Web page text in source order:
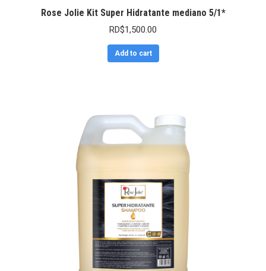
Rose Jolie Kit Super Hidratante mediano 5/1*
RD$1,500.00
Add to cart